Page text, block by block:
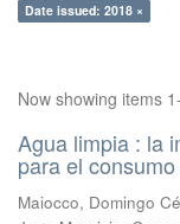
Date issued: 2018 ×
Now showing items
Agua limpia : la
para el
Maiocco, Domingo